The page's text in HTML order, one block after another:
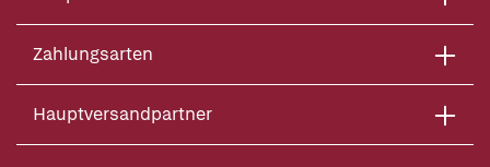
Zahlungsarten
Hauptversandpartner